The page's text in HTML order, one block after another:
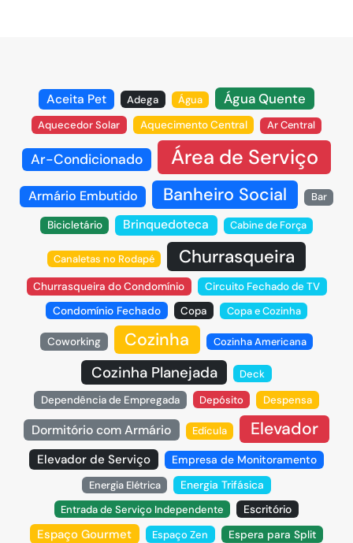
Aceita Pet Adega Água Água Quente
Aquecedor Solar Aquecimento Central Ar Central
Ar-Condicionado Área de Serviço
Armário Embutido Banheiro Social Bar
Bicicletário Brinquedoteca Cabine de Força
Canaletas no Rodapé Churrasqueira
Churrasqueira do Condomínio Circuito Fechado de TV
Condomínio Fechado Copa Copa e Cozinha
Coworking Cozinha Cozinha Americana
Cozinha Planejada
Deck
Dependência de Empregada
Depósito Despensa
Dormitório com Armário Edícula Elevador
Elevador de Serviço Empresa de Monitoramento
Energia Elétrica Energia Trifásica
Entrada de Serviço Independente Escritório
Espaço Gourmet Espaço Zen
Espera para Split